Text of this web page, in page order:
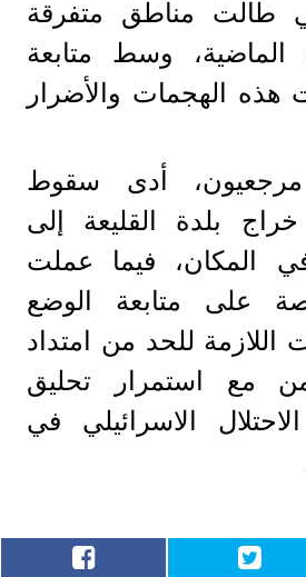
طالت مناطق متفرقة
الماضية، وسط متابعة
هذه الهجمات والأضرار
أدى سقوط
بلدة القليعة إلى
المكان، فيما عملت
على متابعة الوضع
اللازمة للحد من امتداد
مع استمرار تحليق
الاسرائيلي في